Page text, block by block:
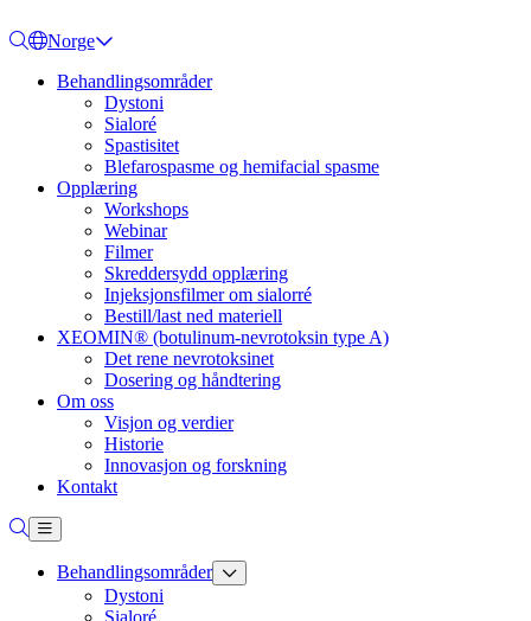
Norge
Behandlingsområder
Dystoni
Sialoré
Spastisitet
Blefarospasme og hemifacial spasme
Opplæring
Workshops
Webinar
Filmer
Skreddersydd opplæring
Injeksjonsfilmer om sialorré
Bestill/last ned materiell
XEOMIN® (botulinum-nevrotoksin type A)
Det rene nevrotoksinet
Dosering og håndtering
Om oss
Visjon og verdier
Historie
Innovasjon og forskning
Kontakt
Behandlingsområder
Dystoni
Sialoré